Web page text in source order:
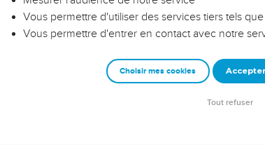
et les clés pour avancer avec plus de sagesse afin que leurs
vous guidiez un ministère, une équipe, un groupe ou une
vous.
Vous permettre d'utiliser des services tiers tels
Vous permettre d'entrer en contact avec notre
Choisir mes cookies
Tout refuser